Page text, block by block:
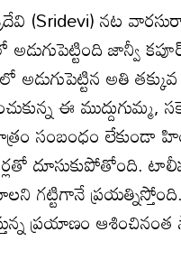
(Sridevi) నట
జాన్వీ
అడుగుపెట్టిన అతి
ఈ ముద్దుగుమ్మ,
సంబంధం లేకుండా
దూసుకుపోతోంది.
గట్టిగానే
ప్రయాణం